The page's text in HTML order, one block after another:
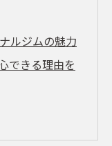
ルジムの魅力
できる理由を
ムの特徴とは